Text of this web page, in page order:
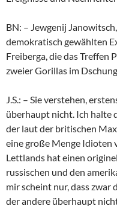
BN: – Jewgenij
demokratisch gewählten
Freiberga, die das Treffen
zweier Gorillas im
J.S.: – Sie verstehen,
überhaupt nicht. Ich halte
der laut der britischen
eine große Menge Idioten
Lettlands hat einen
russischen und den
mir scheint nur, dass zwar
der andere überhaupt